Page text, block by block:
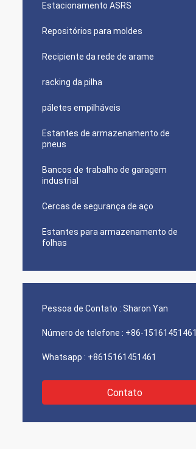
Estacionamento ASRS
Repositórios para moldes
Recipiente da rede de arame
racking da pilha
páletes empilháveis
Estantes de armazenamento de
pneus
Bancos de trabalho de garagem
industrial
Cercas de segurança de aço
Estantes para armazenamento de
folhas
Pessoa de Contato : Sharon Yan
Número de telefone : +86-15161451461
Whatsapp : +8615161451461
Contato